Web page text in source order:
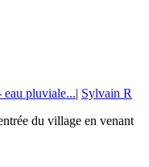
eau pluviale... Sylvain R
du village en venant